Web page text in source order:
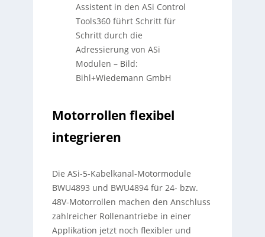
Assistent in den ASi Control
Tools360 führt Schritt für
Schritt durch die
Adressierung von ASi
Modulen – Bild:
Bihl+Wiedemann GmbH
Motorrollen flexibel
integrieren
Die ASi-5-Kabelkanal-Motormodule
BWU4893 und BWU4894 für 24- bzw.
48V-Motorrollen machen den Anschluss
zahlreicher Rollenantriebe in einer
Applikation jetzt noch flexibler und